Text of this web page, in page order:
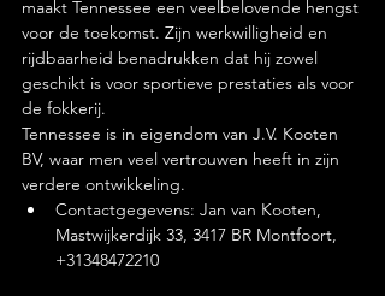
maakt Tennessee een veelbelovende hengst
voor de toekomst. Zijn werkwilligheid en
rijdbaarheid benadrukken dat hij zowel
geschikt is voor sportieve prestaties als voor
de fokkerij.
Tennessee is in eigendom van J.V. Kooten
BV, waar men veel vertrouwen heeft in zijn
verdere ontwikkeling.
Contactgegevens: Jan van Kooten,
Mastwijkerdijk 33, 3417 BR Montfoort,
+31348472210